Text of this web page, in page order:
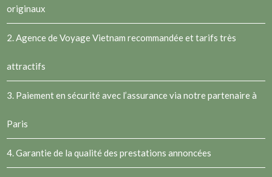
originaux
2.Agence de Voyage Vietnam recommandée et tarifs très
attractifs
3. Paiement en sécurité avec l’assurance via notre partenaire à
Paris
4. Garantie de la qualité des prestations annoncées